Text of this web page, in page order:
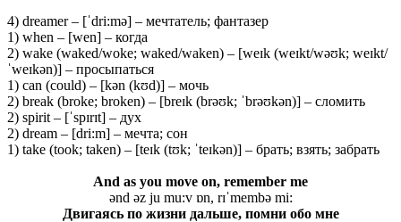
4) dreamer – [ˈdri:mə] – мечтатель; фантазер
1) when – [wen] – когда
2) wake (waked/woke; waked/waken) – [weɪk (weɪkt/wəʊk; weɪkt/
ˈweɪkən)] – просыпаться
1) can (could) – [kən (kʊd)] – мочь
2) break (broke; broken) – [breɪk (brəʊk; ˈbrəʊkən)] – сломить
2) spirit – [ˈspɪrɪt] – дух
2) dream – [dri:m] – мечта; сон
1) take (took; taken) – [teɪk (tʊk; ˈteɪkən)] – брать; взять; забрать
And as you move on, remember me
ənd əz ju mu:v ɒn, rɪˈmembə mi:
Двигаясь по жизни дальше, помни обо мне